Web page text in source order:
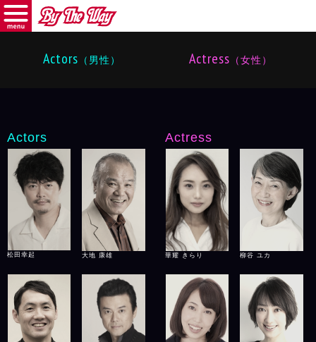
Actors （男性） Actress （女性）
Actors
松田幸起 大地 康雄
Actress
華耀 きらり 柳谷 ユカ